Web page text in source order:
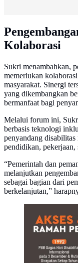
Kolaborasi
Sukri menambahkan,
memerlukan
masyarakat. Sinergi
yang dikembangkan
bermanfaat bagi
Melalui forum ini,
berbasis teknologi
penyandang disabilitas
pendidikan, pekerjaan,
“Pemerintah dan
melanjutkan
sebagai bagian dari
berkelanjutan,”
Penyandang